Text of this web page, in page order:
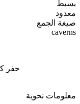
بسيط
معدود
صيغة الجمع
caverns
حفر
معلومات نحوية